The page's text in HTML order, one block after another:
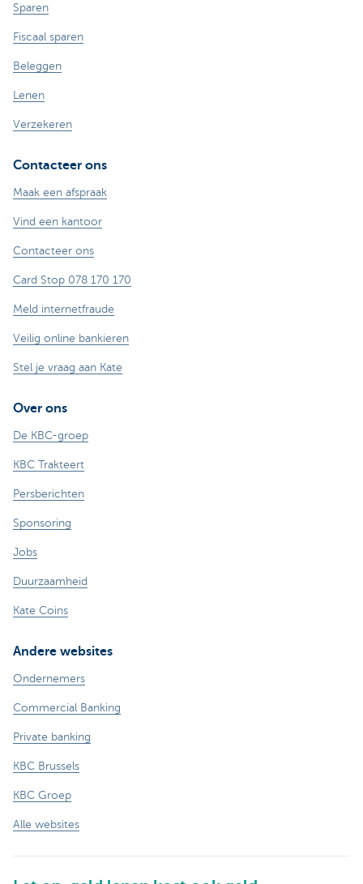
Sparen
Fiscaal sparen
Beleggen
Lenen
Verzekeren
Contacteer ons
Maak een afspraak
Vind een kantoor
Contacteer ons
Card Stop 078 170 170
Meld internetfraude
Veilig online bankieren
Stel je vraag aan Kate
Over ons
De KBC-groep
KBC Trakteert
Persberichten
Sponsoring
Jobs
Duurzaamheid
Kate Coins
Andere websites
Ondernemers
Commercial Banking
Private banking
KBC Brussels
KBC Groep
Alle websites